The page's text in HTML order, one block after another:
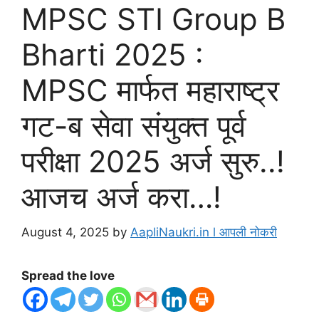
MPSC STI Group B
Bharti 2025 :
MPSC मार्फत महाराष्ट्र
गट-ब सेवा संयुक्त पूर्व
परीक्षा 2025 अर्ज सुरु..!
आजच अर्ज करा…!
August 4, 2025 by AapliNaukri.in l आपली नोकरी
Spread the love